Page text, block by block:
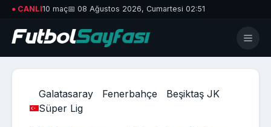
● CANLI10 maç📅 08 Ağustos 2026, Cumartesi 02:51
Galatasaray Fenerbahçe
Beşiktaş JK
Süper Lig